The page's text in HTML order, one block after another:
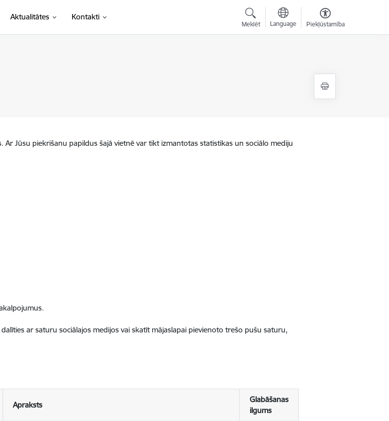
Aktualitātes Kontakti
Meklēt Language Piekļūstamība
Jūsu piekrišanu papildus šajā vietnē var tikt izmantotas statistikas un sociālo mediju
ar saturu sociālajos medijos vai skatīt mājaslapai pievienoto trešo pušu saturu,
Apraksts
Glabāšanas
ilgums